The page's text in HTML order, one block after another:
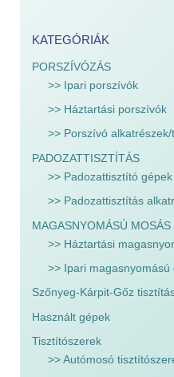
KATEGÓRIÁK
PORSZÍVÓZÁS
>> Ipari porszívók
>> Háztartási porszívók
>> Porszívó
PADOZATTISZTÍTÁS
>> Padozattisztító gépek
>> Padozattisztítás
MAGASNYOMÁSÚ MOSÁS
>> Háztartási
>> Ipari magasnyomású
Szőnyeg-Kárpit-Gőz
Használt gépek
Tisztítószerek
>> Autómosó